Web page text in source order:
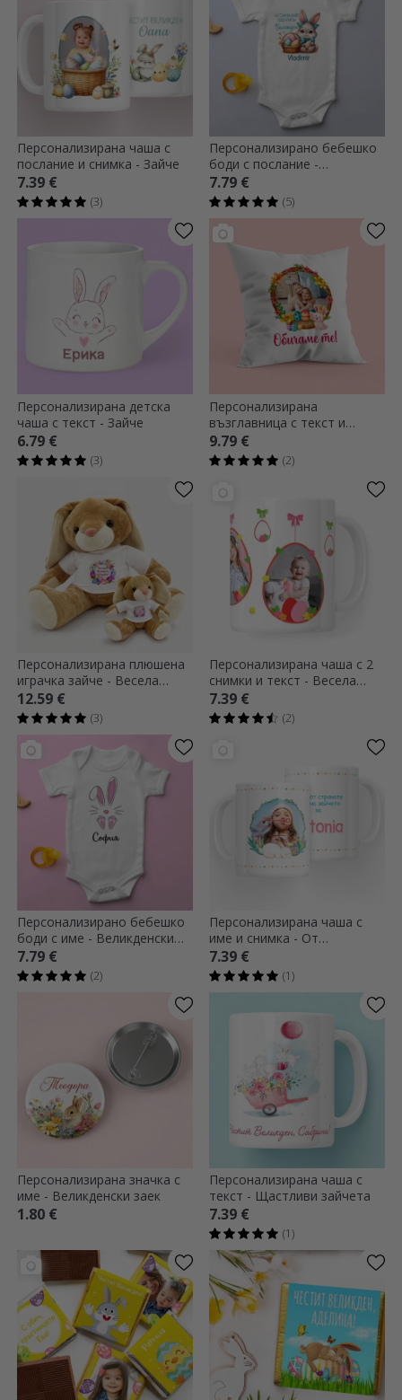
Персонализирана чаша с
послание и снимка - Зайче
7.39 €
(3)
Персонализирано бебешко
боди с послание -
Великденски подарък,
Момченце
7.79 €
(5)
Персонализирана детска
чаша с текст - Зайче
6.79 €
(3)
Персонализирана
възглавница с текст и
снимка - Зайче
9.79 €
(2)
Персонализирана плюшена
играчка зайче - Весела
Великден!
12.59 €
(3)
Персонализирана чаша с 2
снимки и текст - Весела
Великден
7.39 €
(2)
Персонализирано бебешко
боди с име - Великденски
заек
7.79 €
(2)
Персонализирана чаша с
име и снимка - От
Великденския заек
7.39 €
(1)
Персонализирана значка с
име - Великденски заек
1.80 €
Персонализирана чаша с
текст - Щастливи зайчета
7.39 €
(1)